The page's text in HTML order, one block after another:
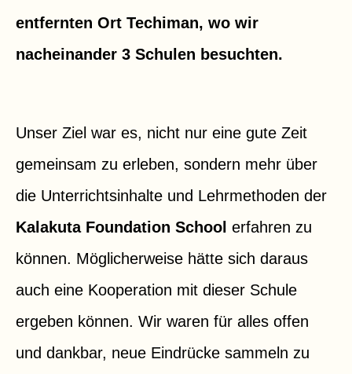
entfernten Ort Techiman, wo wir
nacheinander 3 Schulen besuchten.
Unser Ziel war es, nicht nur eine gute Zeit
gemeinsam zu erleben, sondern mehr über
die Unterrichtsinhalte und Lehrmethoden der
Kalakuta Foundation School erfahren zu
können. Möglicherweise hätte sich daraus
auch eine Kooperation mit dieser Schule
ergeben können. Wir waren für alles offen
und dankbar, neue Eindrücke sammeln zu